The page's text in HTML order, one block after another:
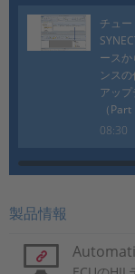
チュー
ース
ンス
アップ
（Part
08:30
製品情報